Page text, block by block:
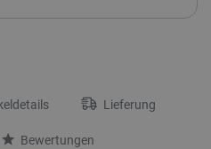
Lieferung
Bewertungen